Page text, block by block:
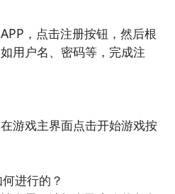
个修仙的世界，主角将通过
。这款APP提供了许多精彩
提供了一系列令人兴奋的玄
。这款APP提供了一系列精
，点击注册按钮，然后根
用户名、密码等，完成注
游戏主界面点击开始游戏按
进行的？